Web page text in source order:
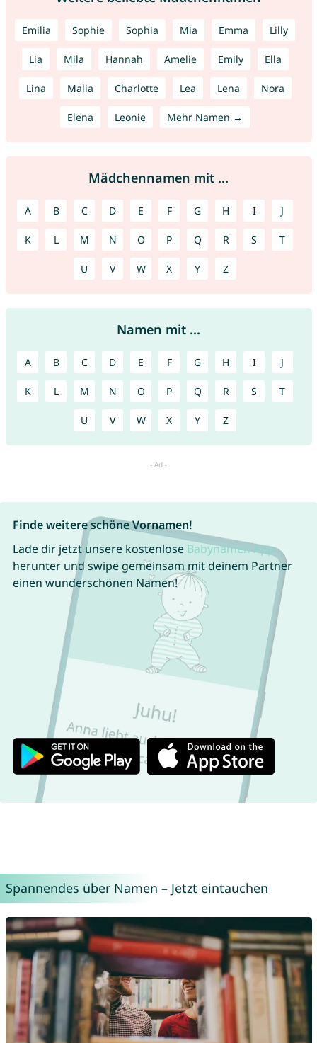
Emilia Sophie Sophia Mia Emma Lilly
Lia Mila Hannah Amelie Emily Ella
Lina Malia Charlotte Lea Lena Nora
Elena Leonie Mehr Namen →
Mädchennamen mit ...
A B C D E F G H I J
K L M N O P Q R S T
U V W X Y Z
Namen mit ...
A B C D E F G H I J
K L M N O P Q R S T
U V W X Y Z
Finde weitere schöne Vornamen!
Lade dir jetzt unsere kostenlose Babynamen App
herunter und swipe gemeinsam mit deinem Partner
einen wunderschönen Namen!
Spannendes über Namen – Jetzt eintauchen